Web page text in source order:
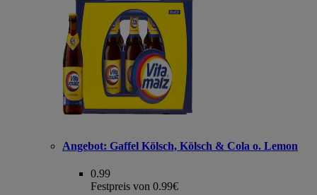
Angebot: Gaffel Kölsch, Kölsch & Cola o. Lemon
0.99
Festpreis von 0.99€